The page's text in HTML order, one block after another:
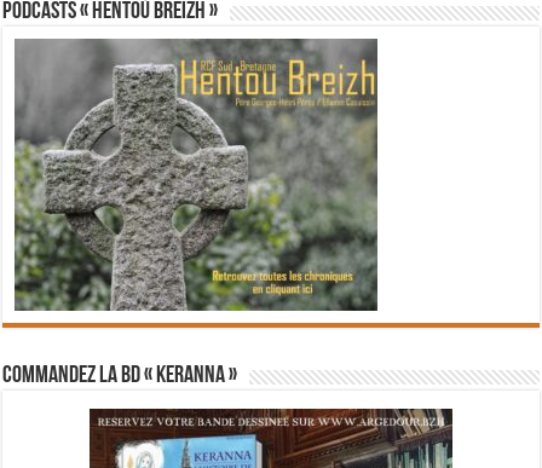
PODCASTS « Hentoù Breizh »
Commandez la BD « Keranna »